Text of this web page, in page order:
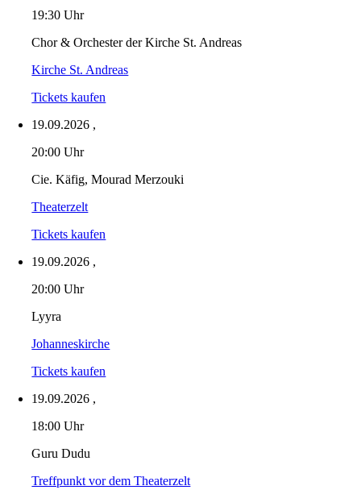
19:30 Uhr
Chor & Orchester der Kirche St. Andreas
Kirche St. Andreas
Tickets kaufen
19.09.2026 ,
20:00 Uhr
Cie. Käfig, Mourad Merzouki
Theaterzelt
Tickets kaufen
19.09.2026 ,
20:00 Uhr
Lyyra
Johanneskirche
Tickets kaufen
19.09.2026 ,
18:00 Uhr
Guru Dudu
Treffpunkt vor dem Theaterzelt